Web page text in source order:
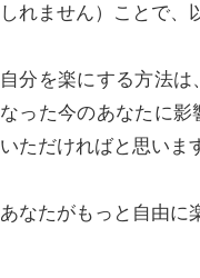
しれません）ことで、
自分を楽にする方法
なった今のあなたに
いただければと思いま
あなたがもっと自由に